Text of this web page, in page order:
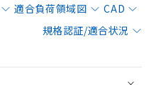
適合負荷領域図
CAD
規格認証/適合状況